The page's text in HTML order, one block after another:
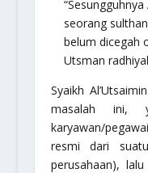
seorang
belum dicegah
Utsman
Syaikh Al’Utsaimin
masalah ini,
karyawan/
resmi dari
perusahaan),